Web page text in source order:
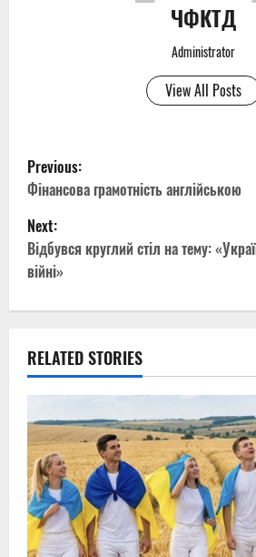
ЧФКТД
Administrator
View All Posts
P
o
s
t
n
a
v
i
g
a
t
Previous:
Фінансова грамотність англійською
Next:
Відбувся круглий стіл на тему:
війні»
RELATED STORIES